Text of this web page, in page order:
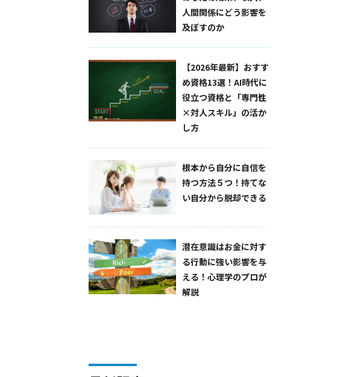
人間関係にどう影響を
及ぼすのか
【2026年最新】おすす
め資格13選！AI時代に
役立つ資格と「専門性
×対人スキル」の活か
し方
根本から自分に自信を
持つ方法５つ！持てな
い自分から脱却できる
潜在意識はお金に対す
る行動に強い影響を与
える！心理学のプロが
解説